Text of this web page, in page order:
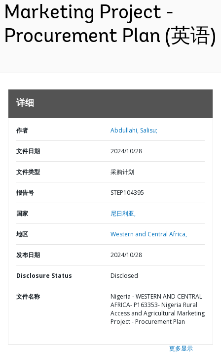
Marketing Project -
Procurement Plan (英语)
详细
作者 Abdullahi, Salisu;
文件日期 2024/10/28
文件类型 采购计划
报告号 STEP104395
国家 尼日利亚,
地区 Western and Central Africa,
发布日期 2024/10/28
Disclosure Status Disclosed
文件名称
Nigeria - WESTERN AND CENTRAL
AFRICA- P163353- Nigeria Rural
Access and Agricultural Marketing
Project - Procurement Plan
更多显示